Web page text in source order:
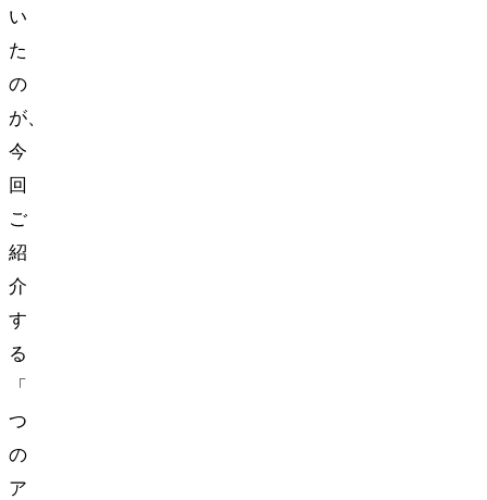
い
た
の
が、
今
回
ご
紹
介
す
る
「5
つ
の
ア